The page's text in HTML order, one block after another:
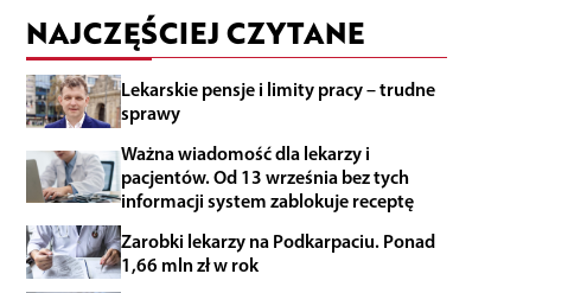
NAJCZĘŚCIEJ CZYTANE
Lekarskie pensje i limity pracy – trudne
sprawy
Ważna wiadomość dla lekarzy i
pacjentów. Od 13 września bez tych
informacji system zablokuje receptę
Zarobki lekarzy na Podkarpaciu. Ponad
1,66 mln zł w rok